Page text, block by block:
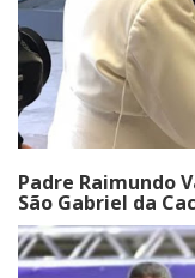
Padre Raimundo
São Gabriel da